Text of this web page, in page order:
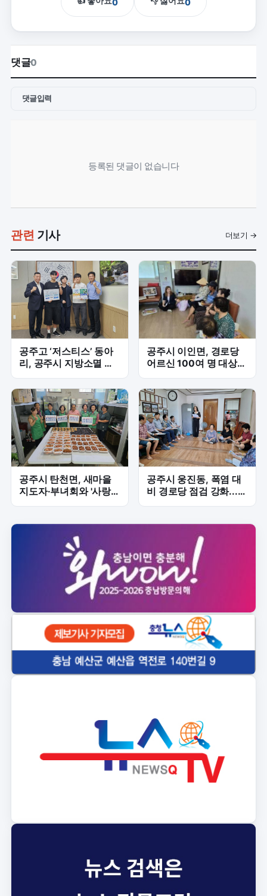
댓글0
댓글입력
등록된 댓글이 없습니다
관련 기사 더보기 →
공주고 ‘저스티스’ 동아
리, 공주시 지방소멸 해
법 제시...청년 창업·빈집
활용 아이디어 제안
공주시 이인면, 경로당
어르신 100여 명 대상
다문화 이해교육 '훈훈'
공주시 탄천면, 새마을
지도자·부녀회와 '사랑의
반찬·생수' 전달
공주시 웅진동, 폭염 대
비 경로당 점검 강화...
어르신 안전 최우선